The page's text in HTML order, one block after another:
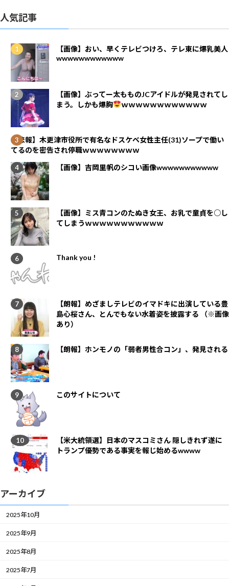
人気記事
【画像】おい、早くテレビつけろ、テレ東に爆乳美人
wwwwwwwwwwww
【画像】ぶってー太もものJCアイドルが発見されてし
まう。しかも爆胸
ｗｗｗｗｗｗｗｗｗｗｗｗ
【悲報】木更津市役所で有名なドスケベ女性主任(31)ソープで働い
てるのを密告され停職ｗｗｗｗｗｗｗｗ
【画像】吉岡里帆のシコい画像wwwwwwwwwww
【画像】ミス青コンのたぬき女王、お乳で童貞を○し
てしまうｗｗｗｗｗｗｗｗｗｗｗ
Thank you !
【朗報】めざましテレビのイマドキに出演している豊
島心桜さん、とんでもない水着姿を披露する （※画像
あり）
【朗報】ホンモノの「弱者男性合コン」、発見される
このサイトについて
【米大統領選】日本のマスコミさん 隠しきれず遂に
トランプ優勢である事実を報じ始めるwwww
アーカイブ
2025年10月
2025年9月
2025年8月
2025年7月